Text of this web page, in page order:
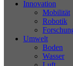
Innovation
Mobilität
Robotik
Umwelt
Boden
Wasser